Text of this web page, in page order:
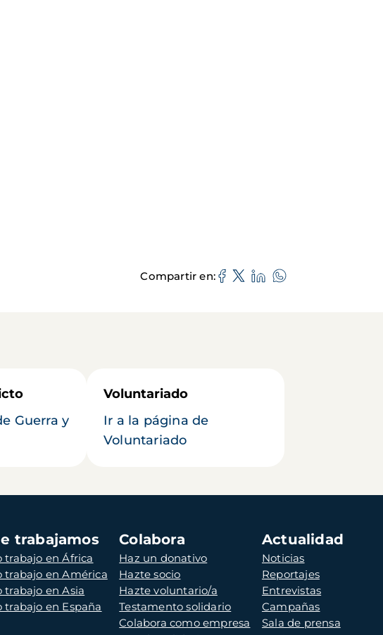
Compartir en
Guerra y
Voluntariado
Ir a la página de
Voluntariado
trabajamos
trabajo en África
trabajo en América
trabajo en Asia
trabajo en España
Colabora
Haz un donativo
Hazte socio
Hazte voluntario/a
Testamento solidario
Colabora como empresa
Actualidad
Noticias
Reportajes
Entrevistas
Campañas
Sala de prensa